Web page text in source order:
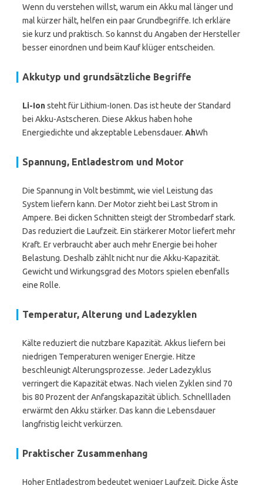
Wenn du verstehen willst, warum ein Akku mal länger und
mal kürzer hält, helfen ein paar Grundbegriffe. Ich erkläre
sie kurz und praktisch. So kannst du Angaben der Hersteller
besser einordnen und beim Kauf klüger entscheiden.
Akkutyp und grundsätzliche Begriffe
Li-Ionsteht für Lithium-Ionen. Das ist heute der Standard
bei Akku-Astscheren. Diese Akkus haben hohe
Energiedichte und akzeptable Lebensdauer. AhWh
Spannung, Entladestrom und Motor
Die Spannung in Volt bestimmt, wie viel Leistung das
System liefern kann. Der Motor zieht bei Last Strom in
Ampere. Bei dicken Schnitten steigt der Strombedarf stark.
Das reduziert die Laufzeit. Ein stärkerer Motor liefert mehr
Kraft. Er verbraucht aber auch mehr Energie bei hoher
Belastung. Deshalb zählt nicht nur die Akku-Kapazität.
Gewicht und Wirkungsgrad des Motors spielen ebenfalls
eine Rolle.
Temperatur, Alterung und Ladezyklen
Kälte reduziert die nutzbare Kapazität. Akkus liefern bei
niedrigen Temperaturen weniger Energie. Hitze
beschleunigt Alterungsprozesse. Jeder Ladezyklus
verringert die Kapazität etwas. Nach vielen Zyklen sind 70
bis 80 Prozent der Anfangskapazität üblich. Schnellladen
erwärmt den Akku stärker. Das kann die Lebensdauer
langfristig leicht verkürzen.
Praktischer Zusammenhang
Hoher Entladestrom bedeutet weniger Laufzeit. Dicke Äste